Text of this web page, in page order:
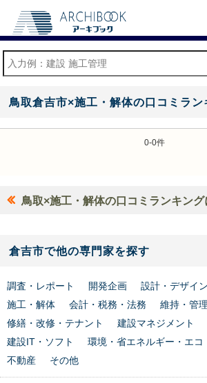
鳥取倉吉市×施工・解体の口コミラン
0-0件
鳥取×施工・解体の口コミランキング
倉吉市で他の専門家を探す
調査・レポート 開発企画 設計・デザイン
施工・解体
会計・税務・法務
維持・管理
修繕・改修・テナント
建設マネジメント
建設IT・ソフト
環境・省エネルギー・エコ
不動産
その他